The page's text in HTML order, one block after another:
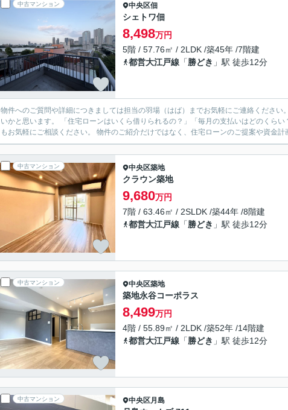
中古マンション 中央区佃
シェトワ佃
8,498万円
5階 / 57.76㎡ / 2LDK /築45年 /7階建
都営大江戸線 「勝どき 」駅 徒歩12分
物件へのご質問や詳細につきましては担当の羽場（はば）までお気軽にご連絡ください。 初めてのお住まい探しは、不安なことや分からないこと
いかと思います。 「住宅ローンはいくら借りられるの？」「毎月の支払いはどのくらい？」「諸費用って何がかかるの？」など、どんな些細なことで
もお気軽にご相談ください。 物件のご紹介だけではなく、住宅ローンのご
中古マンション 中央区築地
クラウン築地
9,680万円
7階 / 63.46㎡ / 2SLDK /築44年 /8階建
都営大江戸線 「勝どき 」駅 徒歩12分
中古マンション 中央区築地
築地永谷コーポラス
8,499万円
4階 / 55.89㎡ / 2LDK /築52年 /14階建
都営大江戸線 「勝どき 」駅 徒歩12分
中古マンション 中央区月島